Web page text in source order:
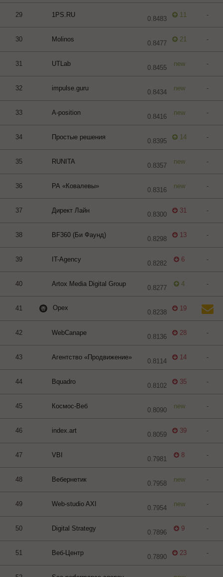
29 1PS.RU
0.8483
11 -
30 Molinos
0.8477
21 -
31 UTLab
0.8455
new -
32 impulse.guru
0.8434
new -
33 A-position
0.8416
new -
34 Простые решения
0.8395
14 -
35 RUNITA
0.8357
new -
36 РА «‎Ковалевы»‎
0.8316
new -
37 Директ Лайн
0.8300
31 -
38 BF360 (Би Фаунд)
0.8298
13 -
39 IT-Agency
0.8282
6 -
40 Artox Media Digital Group
0.8277
4 -
41 Орех
0.8238
19
42 WebCanape
0.8136
28 -
43 Агентство «Продвижение»
0.8114
14 -
44 Bquadro
0.8102
35 -
45 Космос-Веб
0.8090
new -
46 index.art
0.8059
39 -
47 VBI
0.7981
8 -
48 Вебернетик
0.7958
new -
49 Web-studio AXI
0.7954
new -
50 Digital Strategy
0.7896
9 -
51 Веб-Центр
0.7890
23 -